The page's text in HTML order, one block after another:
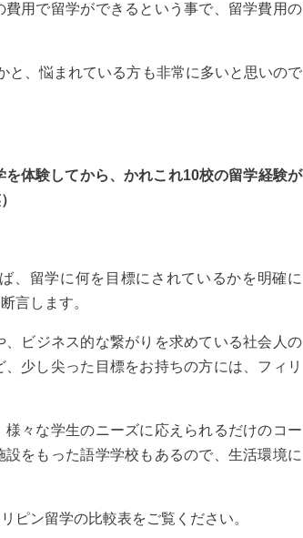
用で留学ができるという事で、留学費用の
と、悩まれている方も非常に多いと思いので
体験してから、かれこれ10校の留学経験が
、留学に何を目標にされているかを明確に
言します。
ビジネス的な繋がりを求めている社会人の
少し尖った目標をお持ちの方には、フィリ
々な学生のニーズに応えられるだけのコー
をもった語学学校もあるので、生活環境に
ピン留学の比較表をご覧ください。